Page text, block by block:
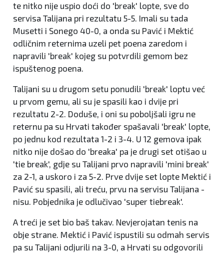
te nitko nije uspio doći do 'break' lopte, sve do
servisa Talijana pri rezultatu 5-5. Imali su tada
Musetti i Sonego 40-0, a onda su Pavić i Mektić
odličnim reternima uzeli pet poena zaredom i
napravili 'break' kojeg su potvrdili gemom bez
ispuštenog poena.
Talijani su u drugom setu ponudili 'break' loptu već
u prvom gemu, ali su je spasili kao i dvije pri
rezultatu 2-2. Doduše, i oni su poboljšali igru ne
reternu pa su Hrvati također spašavali 'break' lopte,
po jednu kod rezultata 1-2 i 3-4. U 12 gemova ipak
nitko nije došao do 'breaka' pa je drugi set otišao u
'tie break', gdje su Talijani prvo napravili 'mini break'
za 2-1, a uskoro i za 5-2. Prve dvije set lopte Mektić i
Pavić su spasili, ali treću, prvu na servisu Talijana -
nisu. Pobjednika je odlučivao 'super tiebreak'.
A treći je set bio baš takav. Nevjerojatan tenis na
obje strane. Mektić i Pavić ispustili su odmah servis
pa su Talijani odjurili na 3-0, a Hrvati su odgovorili